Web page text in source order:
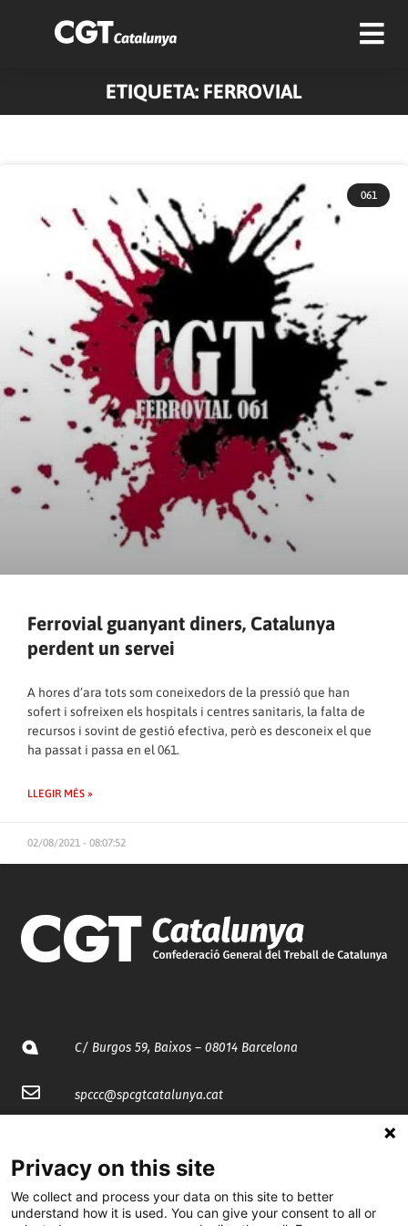
ETIQUETA: FERROVIAL
061
Ferrovial guanyant diners, Catalunya
perdent un servei
A hores d’ara tots som coneixedors de la pressió que han
sofert i sofreixen els hospitals i centres sanitaris, la falta de
recursos i sovint de gestió efectiva, però es desconeix el que
ha passat i passa en el 061.
LLEGIR MÉS »
02/08/2021 - 08:07:52
C/ Burgos 59, Baixos – 08014 Barcelona
spccc@spcgtcatalunya.cat
@CGTCatalunya
Privacy on this site
We collect and process your data on this site to better
understand how it is used. You can give your consent to all or